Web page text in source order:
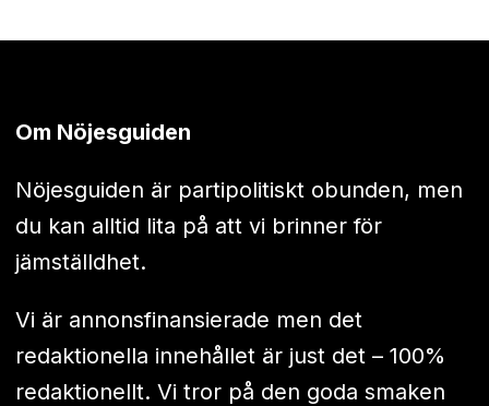
Om Nöjesguiden
Nöjesguiden är partipolitiskt obunden, men
du kan alltid lita på att vi brinner för
jämställdhet.
Vi är annonsfinansierade men det
redaktionella innehållet är just det – 100%
redaktionellt. Vi tror på den goda smaken